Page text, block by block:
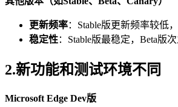
更新频率：Stable版更新频率较低
稳定性：Stable版最稳定，Beta版
2.新功能和测试环境不同
Microsoft Edge Dev版